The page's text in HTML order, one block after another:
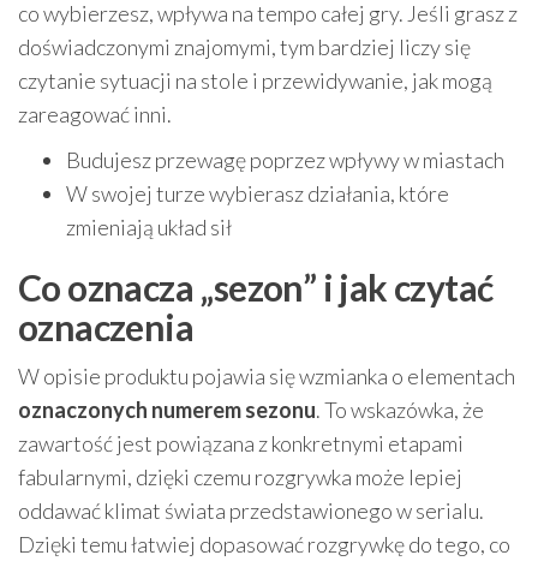
co wybierzesz, wpływa na tempo całej gry. Jeśli grasz z
doświadczonymi znajomymi, tym bardziej liczy się
czytanie sytuacji na stole i przewidywanie, jak mogą
zareagować inni.
Budujesz przewagę poprzez wpływy w miastach
W swojej turze wybierasz działania, które
zmieniają układ sił
Co oznacza „sezon” i jak czytać
oznaczenia
W opisie produktu pojawia się wzmianka o elementach
oznaczonych numerem sezonu. To wskazówka, że
zawartość jest powiązana z konkretnymi etapami
fabularnymi, dzięki czemu rozgrywka może lepiej
oddawać klimat świata przedstawionego w serialu.
Dzięki temu łatwiej dopasować rozgrywkę do tego, co